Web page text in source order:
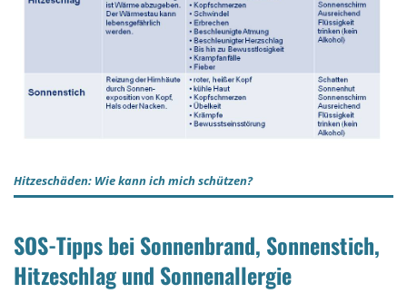
Hitzeschäden: Wie kann ich mich schützen?
SOS-Tipps bei Sonnenbrand, Sonnenstich,
Hitzeschlag und Sonnenallergie